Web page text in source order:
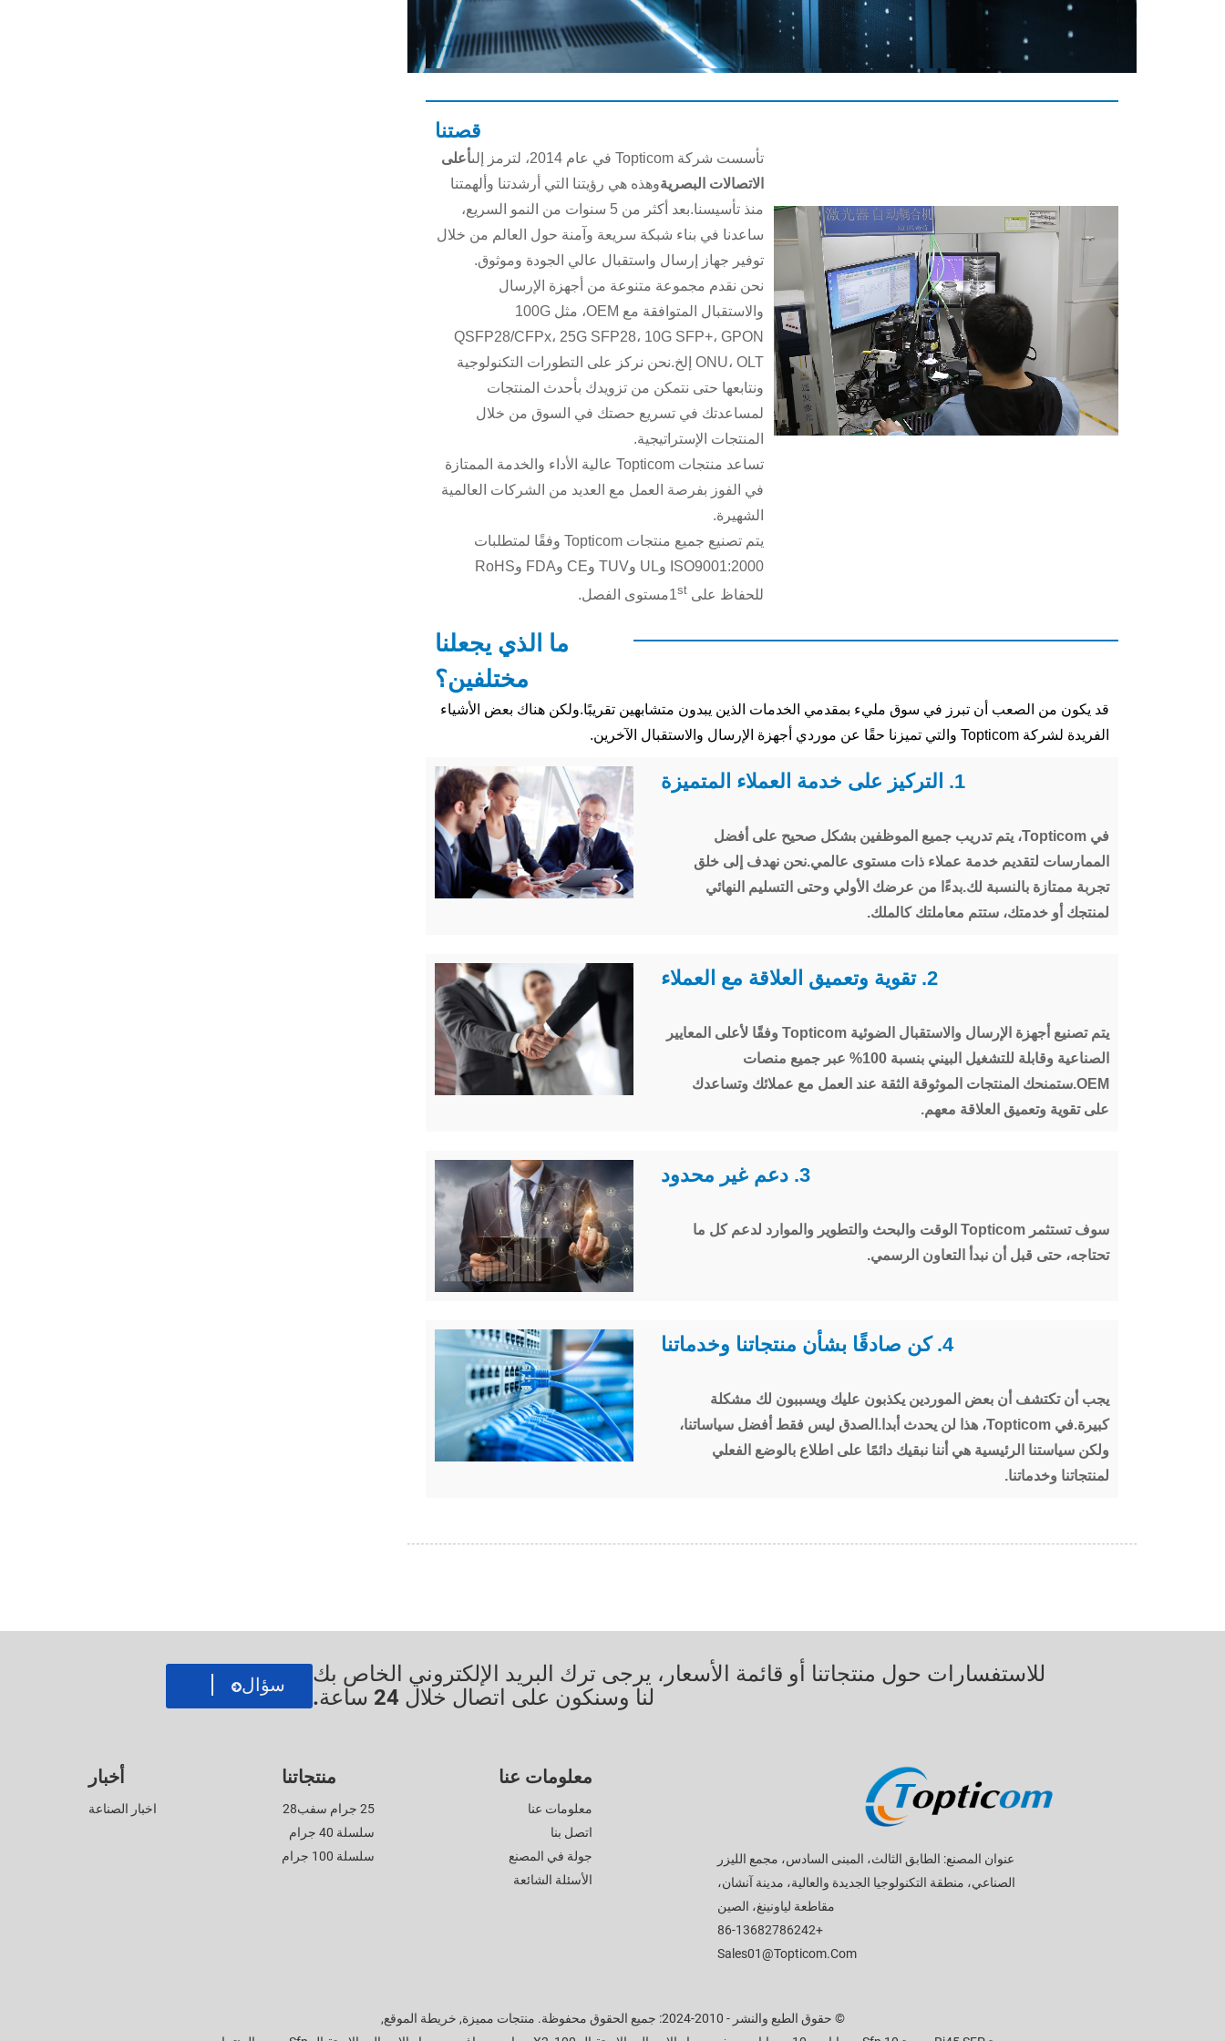
قصتنا
تأسست شركة Topticom في عام 2014، لترمز إلى
أعلى
الاتصالات البصريةوهذه هي رؤيتنا التي أرشدتنا وألهمتنا
منذ تأسيسنا.بعد أكثر من 5 سنوات من النمو السريع،
ساعدنا في بناء شبكة سريعة وآمنة حول العالم من خلال
توفير جهاز إرسال واستقبال عالي الجودة وموثوق.
نحن نقدم مجموعة متنوعة من أجهزة الإرسال
والاستقبال المتوافقة مع OEM، مثل 100G
QSFP28/CFPx، 25G SFP28، 10G SFP+، GPON
ONU، OLT إلخ.نحن نركز على التطورات التكنولوجية
ونتابعها حتى نتمكن من تزويدك بأحدث المنتجات
لمساعدتك في تسريع حصتك في السوق من خلال
المنتجات الإستراتيجية.
تساعد منتجات Topticom عالية الأداء والخدمة الممتازة
في الفوز بفرصة العمل مع العديد من الشركات العالمية
الشهيرة.
يتم تصنيع جميع منتجات Topticom وفقًا لمتطلبات
ISO9001:2000 وUL وTUV وCE وFDA وRoHS
للحفاظ على 1 st مستوى الفصل.
ما الذي يجعلنا
مختلفين؟
قد يكون من الصعب أن تبرز في سوق مليء بمقدمي الخدمات الذين يبدون متشابهين تقريبًا.ولكن هناك بعض الأشياء
الفريدة لشركة Topticom والتي تميزنا حقًا عن موردي أجهزة الإرسال والاستقبال الآخرين.
1. التركيز على خدمة العملاء المتميزة
في Topticom، يتم تدريب جميع الموظفين بشكل صحيح على أفضل
الممارسات لتقديم خدمة عملاء ذات مستوى عالمي.نحن نهدف إلى خلق
تجربة ممتازة بالنسبة لك.بدءًا من عرضك الأولي وحتى التسليم النهائي
لمنتجك أو خدمتك، ستتم معاملتك كالملك.
2. تقوية وتعميق العلاقة مع العملاء
يتم تصنيع أجهزة الإرسال والاستقبال الضوئية Topticom وفقًا لأعلى المعايير
الصناعية وقابلة للتشغيل البيني بنسبة 100% عبر جميع منصات
OEM.ستمنحك المنتجات الموثوقة الثقة عند العمل مع عملائك وتساعدك
على تقوية وتعميق العلاقة معهم.
3. دعم غير محدود
سوف تستثمر Topticom الوقت والبحث والتطوير والموارد لدعم كل ما
تحتاجه، حتى قبل أن نبدأ التعاون الرسمي.
4. كن صادقًا بشأن منتجاتنا وخدماتنا
يجب أن تكتشف أن بعض الموردين يكذبون عليك ويسببون لك مشكلة
كبيرة.في Topticom، هذا لن يحدث أبدا.الصدق ليس فقط أفضل سياساتنا،
ولكن سياستنا الرئيسية هي أننا نبقيك دائمًا على اطلاع بالوضع الفعلي
لمنتجاتنا وخدماتنا.
للاستفسارات حول منتجاتنا أو قائمة الأسعار، يرجى ترك البريد الإلكتروني الخاص بك
لنا وسنكون على اتصال خلال 24 ساعة.
سؤال
عنوان المصنع: الطابق الثالث، المبنى السادس، مجمع الليزر
الصناعي، منطقة التكنولوجيا الجديدة والعالية، مدينة آنشان،
مقاطعة لياونينغ، الصين
+86-13682786242
Sales01@topticom.com
معلومات عنا
معلومات عنا
اتصل بنا
جولة في المصنع
الأسئلة الشائعة
منتجاتنا
25 جرام سفب28
سلسلة 40 جرام
سلسلة 100 جرام
أخبار
اخبار الصناعة
© حقوق الطبع والنشر - 2010-2024: جميع الحقوق محفوظة. منتجات مميزة, خريطة الموقع,